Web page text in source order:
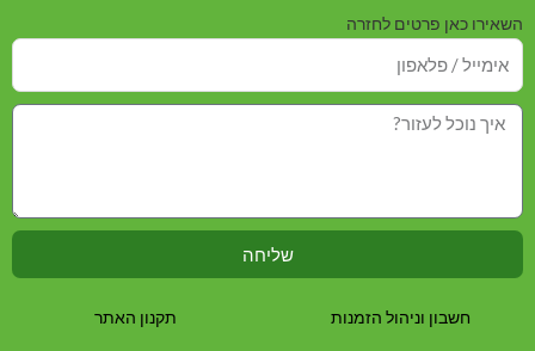
השאירו כאן פרטים לחזרה
שליחה
חשבון וניהול הזמנות תקנון האתר